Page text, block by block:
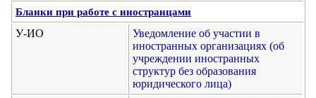
Бланки при работе с иностранцами
У-ИО
Уведомление об участии в
иностранных организациях (об
учреждении иностранных
структур без образования
юридического лица)